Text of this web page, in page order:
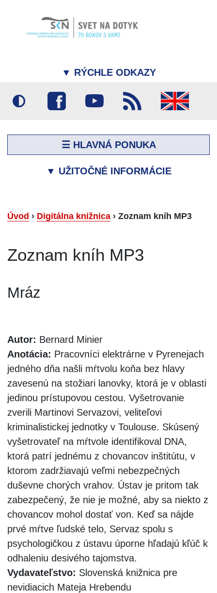
▼ RÝCHLE ODKAZY
☰ HLAVNÁ PONUKA
▼ UŽITOČNÉ INFORMÁCIE
Úvod › Digitálna knižnica › Zoznam kníh MP3
Zoznam kníh MP3
Mráz
Autor: Bernard Minier
Anotácia: Pracovníci elektrárne v Pyrenejach
jedného dňa našli mŕtvolu koňa bez hlavy
zavesenú na stožiari lanovky, ktorá je v oblasti
jedinou prístupovou cestou. Vyšetrovanie
zverili Martinovi Servazovi, veliteľovi
kriminalistickej jednotky v Toulouse. Skúsený
vyšetrovateľ na mŕtvole identifikoval DNA,
ktorá patrí jednému z chovancov inštitútu, v
ktorom zadržiavajú veľmi nebezpečných
duševne chorých vrahov. Ústav je pritom tak
zabezpečený, že nie je možné, aby sa niekto z
chovancov mohol dostať von. Keď sa nájde
prvé mŕtve ľudské telo, Servaz spolu s
psychologičkou z ústavu úporne hľadajú kľúč k
odhaleniu desivého tajomstva.
Vydavateľstvo: Slovenská knižnica pre
nevidiacich Mateja Hrebendu